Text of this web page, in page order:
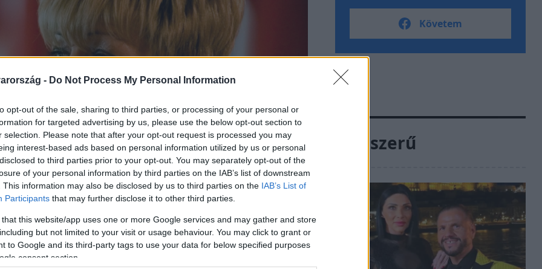
- Do Not Process My Personal Information
opt-out of the sale, sharing to third parties, or processing of your personal or
for targeted advertising by us, please use the below opt-out section to
selection. Please note that after your opt-out request is processed you may
interest-based ads based on personal information utilized by us or personal
to third parties prior to your opt-out. You may separately opt-out of the
of your personal information by third parties on the IAB’s list of downstream
This information may also be disclosed by us to third parties on the IAB’s List of
Participants that may further disclose it to other third parties.
that this website/app uses one or more Google services and may gather and store
but not limited to your visit or usage behaviour. You may click to grant or
to Google and its third-party tags to use your data for below specified purposes
consent section.
Követem
Népszerű